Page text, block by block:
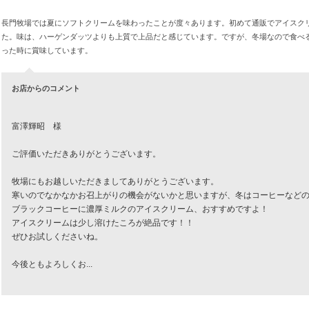
長門牧場では夏にソフトクリームを味わったことが度々あります。初めて通販でアイス
た。味は、ハーゲンダッツよりも上質で上品だと感じています。ですが、冬場なので食
った時に賞味しています。
お店からのコメント
富澤輝昭 様
ご評価いただきありがとうございます。
牧場にもお越しいただきましてありがとうございます。
寒いのでなかなかお召上がりの機会がないかと思いますが、冬はコーヒーなど
ブラックコーヒーに濃厚ミルクのアイスクリーム、おすすめですよ！
アイスクリームは少し溶けたころが絶品です！！
ぜひお試しくださいね。
今後ともよろしくお...